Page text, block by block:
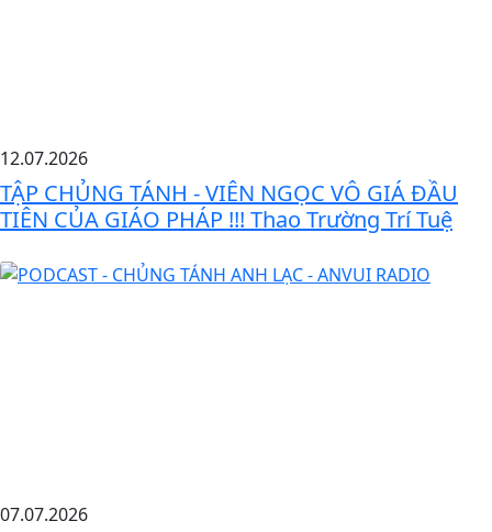
12.07.2026
TẬP CHỦNG TÁNH - VIÊN NGỌC VÔ GIÁ ĐẦU
TIÊN CỦA GIÁO PHÁP !!! Thao Trường Trí Tuệ
07.07.2026